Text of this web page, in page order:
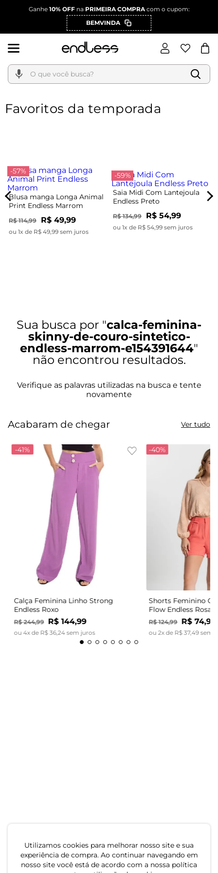
Utilizamos cookies para melhorar nosso site e sua
experiência de compra. Ao continuar navegando em
nosso site você está de acordo com a nossa política
Ganhe 10% OFFna PRIMEIRA COMPRAcom o cupom:
BEMVINDA
O que você busca?
Favoritos da temporada
-57%
Blusa manga Longa Animal
Print Endless Marrom
R$ 114,99 R$ 49,99
ou 1x de R$ 49,99 sem juros
-59%
Saia Midi Com Lantejoula
Endless Preto
R$ 134,99 R$ 54,99
ou 1x de R$ 54,99 sem juros
calca-feminina-
skinny-de-couro-sintetico-
endless-marrom-e154391644
Acabaram de chegar Ver tudo
-41%
Calça Feminina Linho Strong
Endless Roxo
R$ 244,99 R$ 144,99
ou 4x de R$ 36, 24sem juros
-40%
Shorts Feminino
Flow Endless Rosa
R$ 124,99 R$ 74,99
ou 2x de R$ 37,49sem